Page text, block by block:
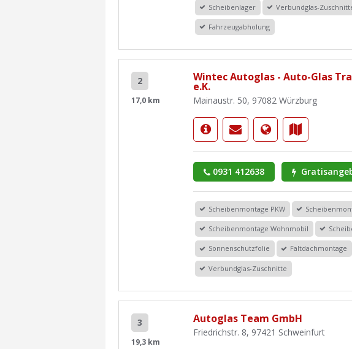
Scheibenlager Verbundglas-
Fahrzeugabholung
2
17,0 km
Wintec Autoglas - Auto-Glas
e.K.
Mainaustr. 50, 97082 Würzburg
0931 412638
Scheibenmontage PKW
Scheibenmontage Wohnmobil
Sonnenschutzfolie Faltdachmontage
Verbundglas-Zuschnitte
3
19,3 km
Autoglas Team GmbH
Friedrichstr. 8, 97421 Schweinfurt